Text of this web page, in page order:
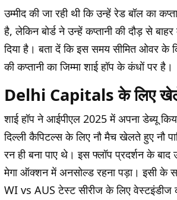
उम्मीद की जा रही थी कि उन्हें रेड बॉल का
है, लेकिन बोर्ड ने उन्हें कप्तानी की दौड़ से
दिया है। बता दें कि इस समय सीमित ओवर के
की कप्तानी का जिम्मा शाई हॉप के कंधों पर है।
Delhi Capitals के लिए
शाई हॉप ने आईपीएल 2025 में अपना डेब्यू
दिल्ली कैपिटल्स के लिए नौ मैच खेलते हुए नौ
रन ही बना पाए थे। इस फ्लॉप प्रदर्शन के
मेगा ऑक्शन में अनसोल्ड रहना पड़ा। इसी के
WI vs AUS टेस्ट सीरीज के लिए वेस्टइंडीज